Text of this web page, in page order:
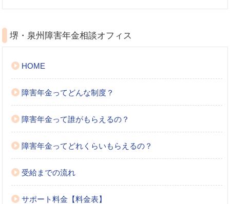
堺・泉州障害年金相談オフィス
HOME
障害年金ってどんな制度？
障害年金って誰がもらえるの？
障害年金ってどれくらいもらえるの？
受給までの流れ
サポート料金【料金表】